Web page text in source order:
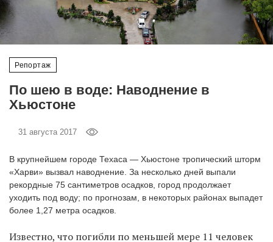
Репортаж
По шею в воде: Наводнение в
Хьюстоне
31 августа 2017
В крупнейшем городе Техаса — Хьюстоне тропический шторм
«Харви» вызвал наводнение. За несколько дней выпали
рекордные 75 сантиметров осадков, город продолжает
уходить под воду; по прогнозам, в некоторых районах выпадет
более 1,27 метра осадков.
Известно, что погибли по меньшей мере 11 человек